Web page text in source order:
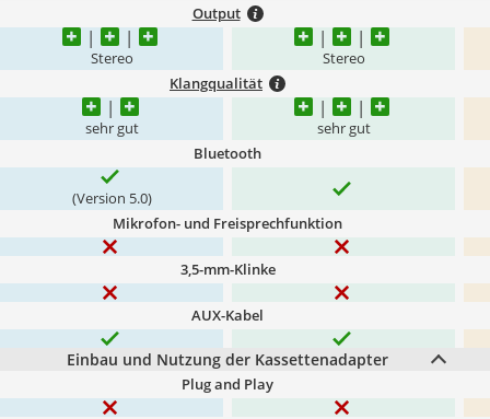
Output
Stereo Stereo
Klangqualität
sehr gut sehr gut
Bluetooth
(Version 5.0)
Mikrofon- und Freisprechfunktion
3,5-mm-Klinke
AUX-Kabel
Einbau und Nutzung der Kassettenadapter
Plug and Play